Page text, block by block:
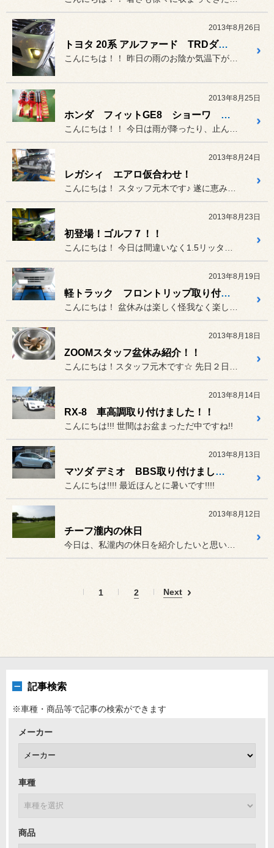
2013年8月26日
トヨタ 20系 アルファード TRDダンパー&フォグランプHID取り付け!!
2013年8月25日
ホンダ フィットGE8 ショーワ ダンパーキット取り付け!!!!
こんにちは！！ 今日は雨が降ったり、止んだり・・...
2013年8月24日
レガシィ エアロ仮合わせ！
こんにちは！ スタッフ元木です♪ 遂に恵みの雨が降りましたね☆
2013年8月23日
初登場！ゴルフ７！！
こんにちは！ 今日は間違いなく1.5リッターは汗をかきました（笑）
2013年8月19日
軽トラック フロントリップ取り付け！！
こんにちは！ 盆休みは楽しく怪我なく楽しめましたでしょうか？ 皆様...
2013年8月18日
ZOOMスタッフ盆休み紹介！！
こんにちは！スタッフ元木です☆ 先日２日間の盆休みを頂きまして、
2013年8月14日
RX-8 車高調取り付けました！！
こんにちは!!! 世間はお盆まっただ中ですね!!
2013年8月13日
マツダ デミオ BBS取り付けました!!!
こんにちは!!!! 最近ほんとに暑いです!!!!
2013年8月12日
チーフ瀧内の休日
今日は、私瀧内の休日を紹介したいと思います。
1 2 Next
記事検索
※車種・商品等で記事の検索ができます
メーカー
車種
商品